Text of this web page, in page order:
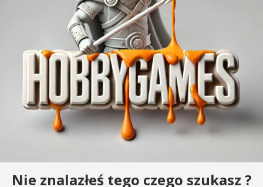
Nie znalazłeś tego czego szukasz ?